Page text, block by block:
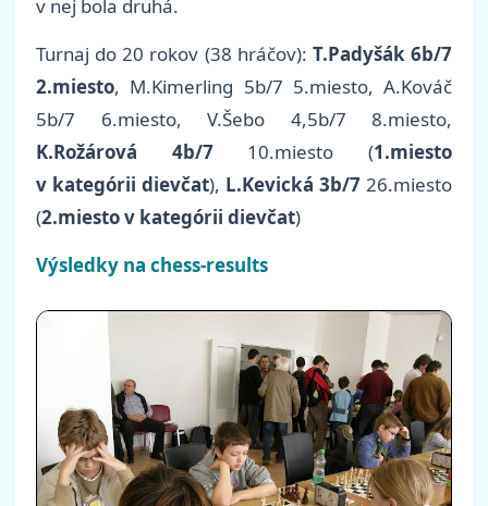
v nej bola druhá.
Turnaj do 20 rokov (38 hráčov): T.Padyšák 6b/7
2.miesto, M.Kimerling 5b/7 5.miesto, A.Kováč
5b/7 6.miesto, V.Šebo 4,5b/7 8.miesto,
K.Rožárová 4b/710.miesto (1.miesto
v kategórii dievčat), L.Kevická 3b/7 26.miesto
(2.miesto v kategórii dievčat)
Výsledky na chess-results